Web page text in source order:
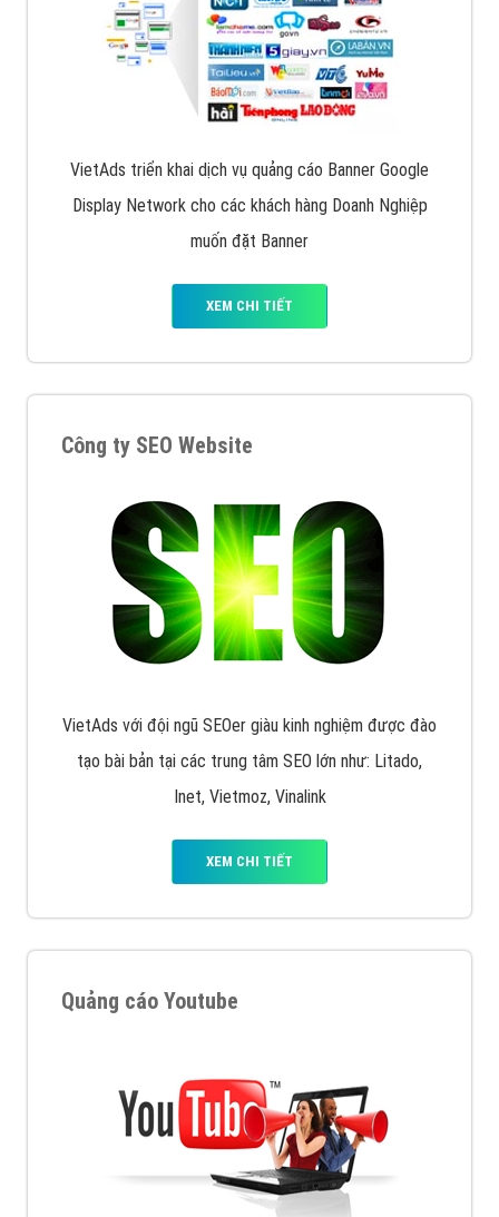
VietAds triển khai dịch vụ quảng cáo Banner Google
Display Network cho các khách hàng Doanh Nghiệp
muốn đặt Banner
XEM CHI TIẾT
Công ty SEO Website
VietAds với đội ngũ SEOer giàu kinh nghiệm được đào
tạo bài bản tại các trung tâm SEO lớn như: Litado,
Inet, Vietmoz, Vinalink
XEM CHI TIẾT
Quảng cáo Youtube